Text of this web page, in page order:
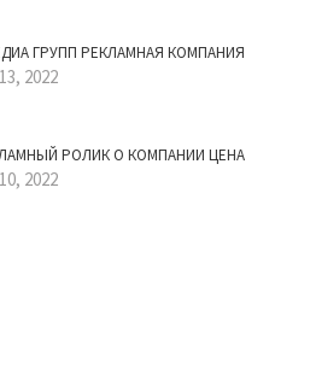
ГРУПП РЕКЛАМНАЯ КОМПАНИЯ
2022
РОЛИК О КОМПАНИИ ЦЕНА
2022